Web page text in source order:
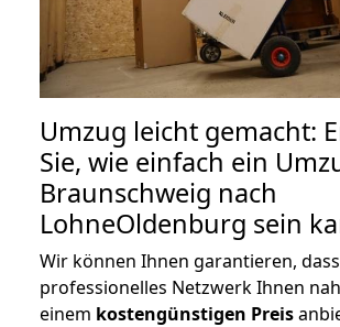
Umzug leicht gemacht:
Sie, wie einfach ein
Braunschweig nach
LohneOldenburg sein
Wir können Ihnen garantieren,
professionelles Netzwerk Ihnen
einem kostengünstigen Preis